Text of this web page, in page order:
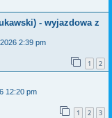
- wyjazdowa z
2:39 pm
1 2
12:20 pm
1 2 3